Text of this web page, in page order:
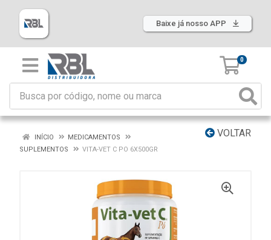
Baixe já nosso APP
0
VOLTAR
INÍCIO
MEDICAMENTOS
SUPLEMENTOS
VITA-VET C PO 6X500GR